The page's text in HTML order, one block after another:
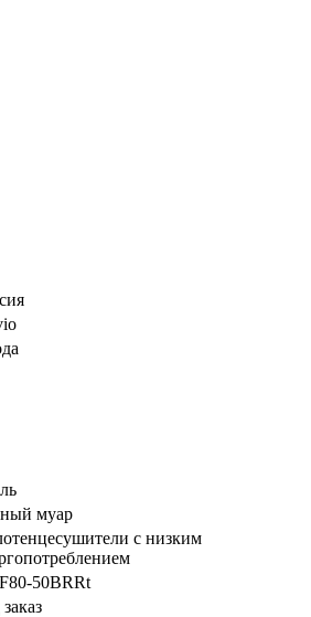
муар
с низким
50BRRt